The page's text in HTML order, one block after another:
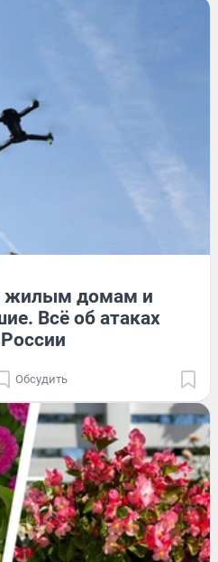
жилым домам и
Всё об атаках
Обсудить